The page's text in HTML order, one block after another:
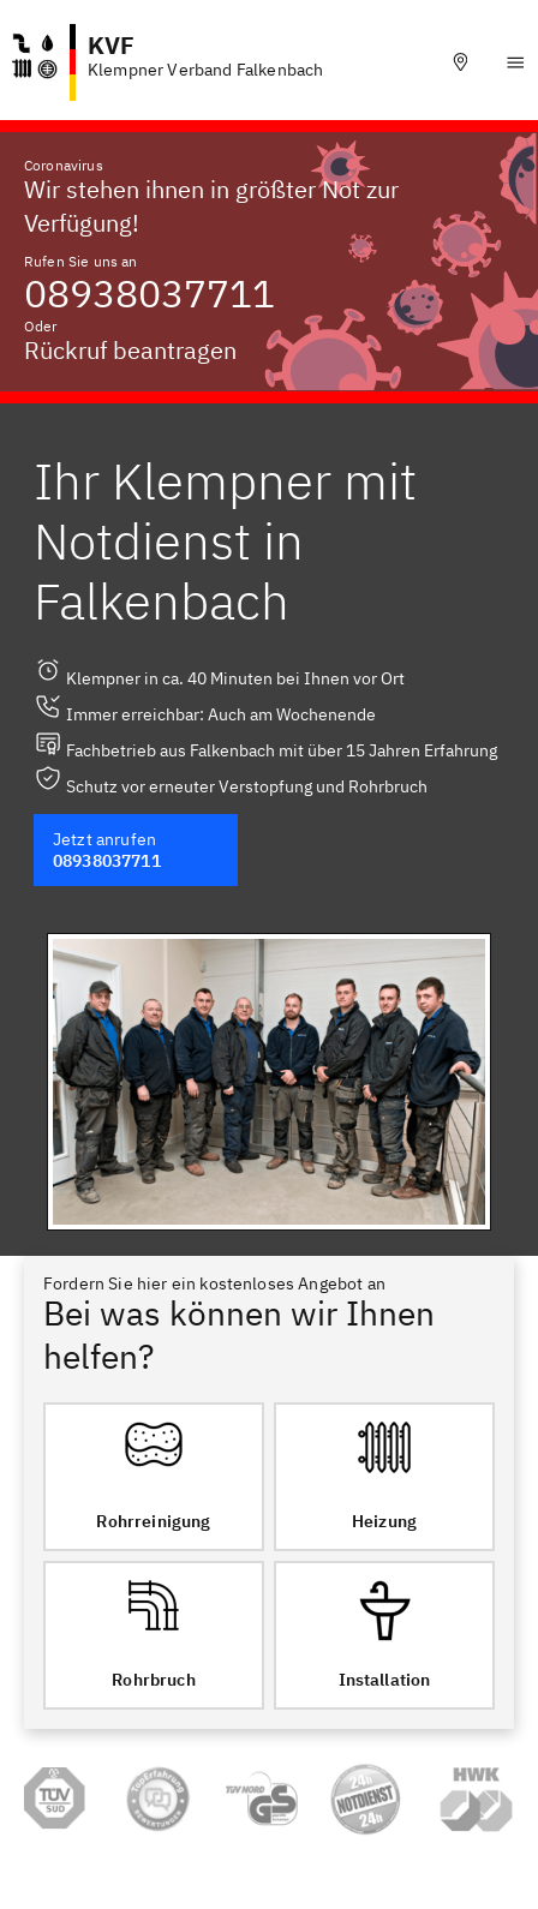
KVF
Klempner Verband Falkenbach
Coronavirus
Wir stehen ihnen in größter Not zur
Verfügung!
Rufen Sie uns an
08938037711
Oder
Rückruf beantragen
Ihr Klempner mit
Notdienst in
Falkenbach
Klempner in ca. 40 Minuten bei Ihnen vor Ort
Immer erreichbar: Auch am Wochenende
Fachbetrieb aus Falkenbach mit über 15 Jahren Erfahrung
Schutz vor erneuter Verstopfung und Rohrbruch
Jetzt anrufen
08938037711
Fordern Sie hier ein kostenloses Angebot an
Bei was können wir Ihnen
helfen?
Rohrreinigung Heizung
Rohrbruch Installation